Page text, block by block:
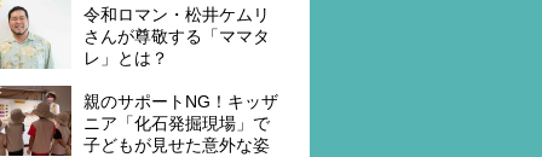
令和ロマン・松井ケムリ
さんが尊敬する「ママタ
レ」とは？
親のサポートNG！キッザ
ニア「化石発掘現場」で
子どもが見せた意外な姿